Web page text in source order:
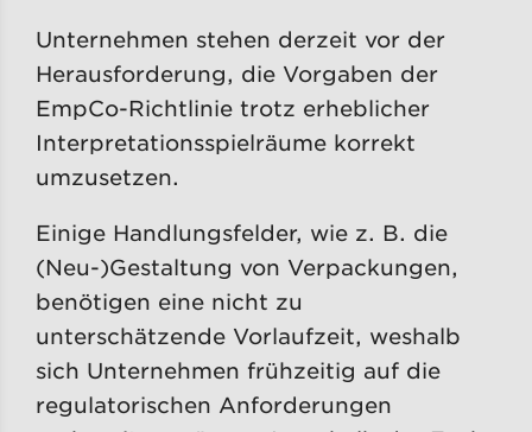
Unternehmen stehen derzeit vor der
Herausforderung, die Vorgaben der
EmpCo-Richtlinie trotz erheblicher
Interpretationsspielräume korrekt
umzusetzen.
Einige Handlungsfelder, wie z. B. die
(Neu-)Gestaltung von Verpackungen,
benötigen eine nicht zu
unterschätzende Vorlaufzeit, weshalb
sich Unternehmen frühzeitig auf die
regulatori­schen Anforderungen